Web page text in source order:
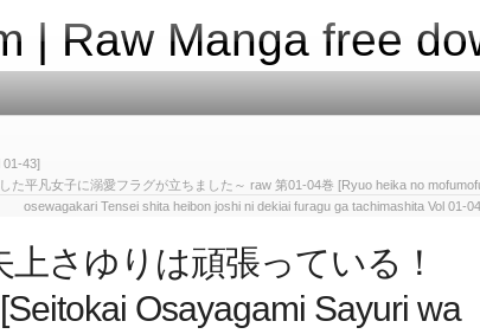
| Raw Manga free
01-43]
た平凡女子に溺愛フラグが立ちました～ raw 第01-04巻 [Ryuo heika no
osewagakari Tensei shita heibon joshi ni dekiai furagu ga tachimashita Vol 01-
さゆりは頑張っている！
Osayagami Sayuri wa